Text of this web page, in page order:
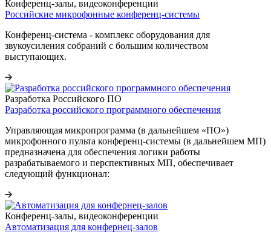
Конференц-залы, видеоконференции
Российские микрофонные конференц-системы
Конференц-система - комплекс оборудования для
звукоусиления собраний с большим количеством
выступающих.
Разработка Российского ПО
Разработка российского программного обеспечения
Управляющая микропрограмма (в дальнейшем «ПО»)
микрофонного пульта конференц-системы (в дальнейшем МП)
предназначена для обеспечения логики работы
разрабатываемого и перспективных МП, обеспечивает
следующий функционал:
Конференц-залы, видеоконференции
Автоматизация для конфернец-залов